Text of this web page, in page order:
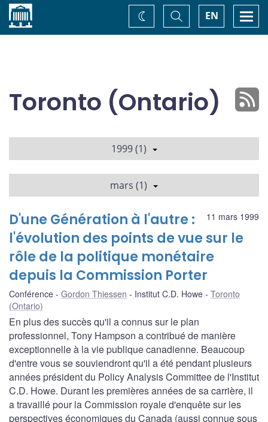
Accueil EN
Basculer
la
recherche
Changez
de
Toronto (Ontario)
1999 (1)
mars (1)
11 mars 1999
D'une Génération à l'autre :
l'évolution des points de vue sur le
rôle de la politique monétaire
depuis la Commission Porter
Conférence Gordon Thiessen Institut C.D. Howe
Toronto
(Ontario)
En plus des succès qu'il a connus sur le plan
professionnel, Tony Hampson a contribué de manière
exceptionnelle à la vie publique canadienne. Beaucoup
d'entre vous se souviendront qu'il a été pendant plusieurs
années président du Policy Analysis Committee de l'Institut
C.D. Howe. Durant les premières années de sa carrière, il
a travaillé pour la Commission royale d'enquête sur les
perspectives économiques du Canada (aussi connue sous